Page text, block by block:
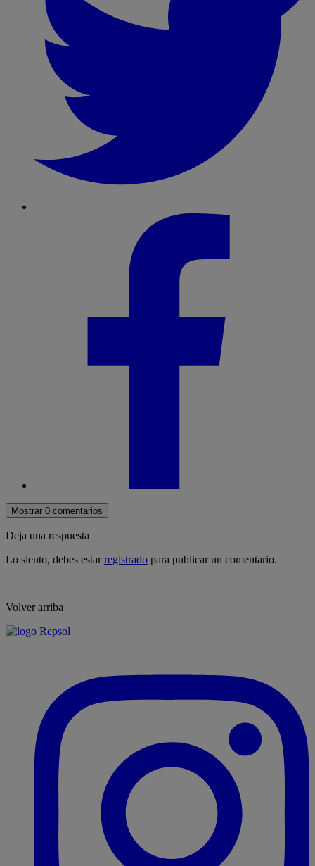
Mostrar 0 comentarios
Deja una respuesta
Lo siento, debes estarregistrado para publicar un comentario.
Volver arriba